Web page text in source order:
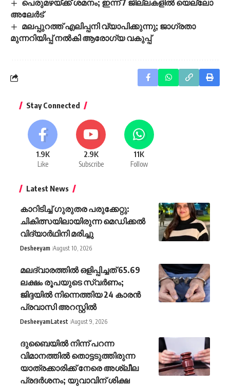
പെരുമഴയ്ക്ക് ശമനം; ഇന്ന് 7 ജില്ലകളിൽ യെല്ലോ
അലേർട്
മലപ്പുറത്ത് എലിപ്പനി വ്യാപിക്കുന്നു; ജാഗ്രതാ
മുന്നറിയിപ്പ് നൽകി ആരോഗ്യ വകുപ്പ്
Stay Connected
1.9K
Like
2.9K
Subscribe
11K
Follow
Latest News
കാറിടിച്ച് ഗുരുതര പരുക്കേറ്റു:
ചികിത്സയിലായിരുന്ന മെഡിക്കൽ
വിദ്യാർഥിനി മരിച്ചു
Desheeyam August 10, 2026
മലദ്വാരത്തിൽ ഒളിപ്പിച്ചത് 65.69
ലക്ഷം രൂപയുടെ സ്വർണം;
ജിദ്ദയിൽ നിന്നെത്തിയ 24 കാരൻ
പ്രവാസി അറസ്റ്റിൽ
DesheeyamLatest August 9, 2026
ദുബൈയിൽ നിന്ന് പറന്ന
വിമാനത്തിൽ തൊട്ടടുത്തിരുന്ന
യാത്രക്കാരിക്ക് നേരെ അശ്ലീല
പ്രദർശനം; യുവാവിന് ശിക്ഷ